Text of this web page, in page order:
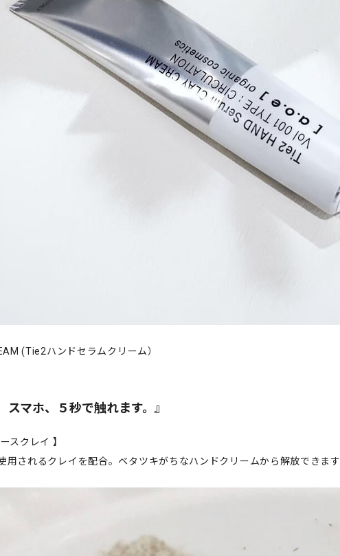
(Tie2ハンドセラムクリーム）
マホ、５秒で触れます。』
スクレイ 】
用されるクレイを配合。ベタツキがちなハンドクリームから解放できます